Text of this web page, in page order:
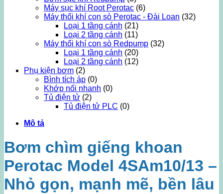
Máy sục khí Root Perotac (6)
Máy thổi khí con sò Perotac - Đài Loan (32)
Loại 1 tầng cánh (21)
Loại 2 tầng cánh (11)
Máy thổi khí con sò Redpump (32)
Loại 1 tầng cánh (20)
Loại 2 tầng cánh (12)
Phụ kiện bơm (2)
Bình tích áp (0)
Khớp nối nhanh (0)
Tủ điện tử (2)
Tủ điện tử PLC (0)
Mô tả
Bơm chìm giếng khoan
Perotac Model 4SAm10/13 –
Nhỏ gọn, mạnh mẽ, bền lâu